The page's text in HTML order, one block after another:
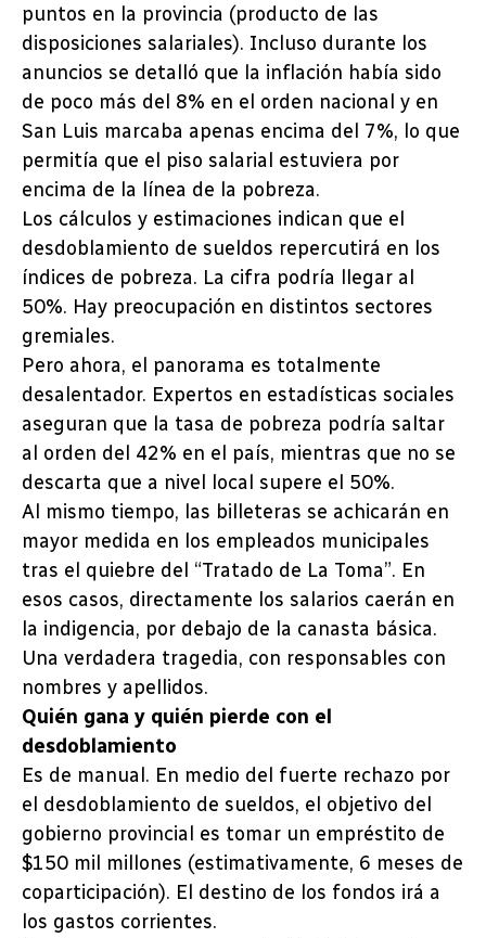
puntos en la provincia (producto de las
disposiciones salariales). Incluso durante los
anuncios se detalló que la inflación había sido
de poco más del 8% en el orden nacional y en
San Luis marcaba apenas encima del 7%, lo que
permitía que el piso salarial estuviera por
encima de la línea de la pobreza.
Los cálculos y estimaciones indican que el
desdoblamiento de sueldos repercutirá en los
índices de pobreza. La cifra podría llegar al
50%. Hay preocupación en distintos sectores
gremiales.
Pero ahora, el panorama es totalmente
desalentador. Expertos en estadísticas sociales
aseguran que la tasa de pobreza podría saltar
al orden del 42% en el país, mientras que no se
descarta que a nivel local supere el 50%.
Al mismo tiempo, las billeteras se achicarán en
mayor medida en los empleados municipales
tras el quiebre del “Tratado de La Toma”. En
esos casos, directamente los salarios caerán en
la indigencia, por debajo de la canasta básica.
Una verdadera tragedia, con responsables con
nombres y apellidos.
Quién gana y quién pierde con el
desdoblamiento
Es de manual. En medio del fuerte rechazo por
el desdoblamiento de sueldos, el objetivo del
gobierno provincial es tomar un empréstito de
$150 mil millones (estimativamente, 6 meses de
coparticipación). El destino de los fondos irá a
los gastos corrientes.